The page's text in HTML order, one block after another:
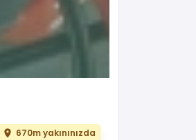
670m yakınınızda